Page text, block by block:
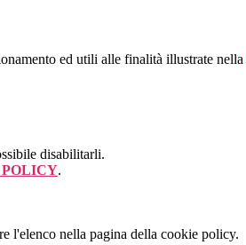
ed utili alle finalità illustrate nella
disabilitarli.
.
l'elenco nella pagina della cookie policy.